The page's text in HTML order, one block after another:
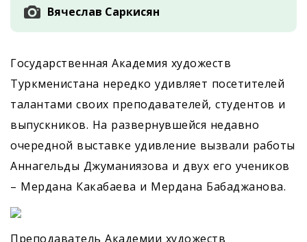
Вячеслав Саркисян
Государственная Академия художеств
Туркменистана нередко удивляет посетителей
талантами своих преподавателей, студентов и
выпускников. На развернувшейся недавно
очередной выставке удивление вызвали работы
Аннагельды Джуманиязова и двух его учеников
– Мердана Какабаева и Мердана Бабаджанова.
Преподаватель Академии художеств